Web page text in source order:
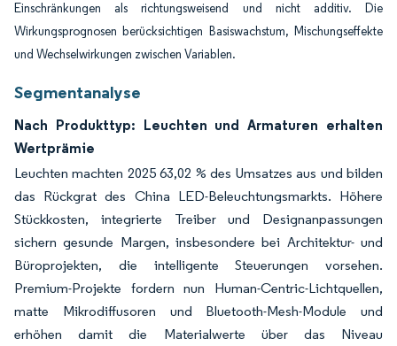
Einschränkungen als richtungsweisend und nicht additiv. Die
Wirkungsprognosen berücksichtigen Basiswachstum, Mischungseffekte
und Wechselwirkungen zwischen Variablen.
Segmentanalyse
Nach Produkttyp: Leuchten und Armaturen erhalten
Wertprämie
Leuchten machten 2025 63,02 % des Umsatzes aus und bilden
das Rückgrat des China LED-Beleuchtungsmarkts. Höhere
Stückkosten, integrierte Treiber und Designanpassungen
sichern gesunde Margen, insbesondere bei Architektur- und
Büroprojekten, die intelligente Steuerungen vorsehen.
Premium-Projekte fordern nun Human-Centric-Lichtquellen,
matte Mikrodiffusoren und Bluetooth-Mesh-Module und
erhöhen damit die Materialwerte über das Niveau